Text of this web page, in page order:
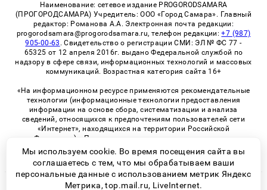
Наименование: сетевое издание PROGORODSAMARA
(ПРОГОРОДСАМАРА) Учредитель: ООО «Город Самара». Главный
редактор: Романова А.А. Электронная почта редакции:
progorodsamara@progorodsamara.ru, телефон редакции:+7 (987)
905-00-63 . Свидетельство о регистрации СМИ: ЭЛ № ФС 77 -
65325 от 12 апреля 2016г. выдано Федеральной службой по
надзору в сфере связи, информационных технологий и массовых
коммуникаций. Возрастная категория сайта 16+
«На информационном ресурсе применяются рекомендательные
технологии (информационные технологии предоставления
информации на основе сбора, систематизации и анализа
сведений, относящихся к предпочтениям пользователей сети
«Интернет», находящихся на территории Российской
Федерации)». Правила применения рекомендательных
технологий в виджетах рекламно-обменной сети
«СМИ2» (PDF)
© 2026 «ProGorodSamara» | Все права защищены
Мы используем cookie. Во время посещения сайта вы
соглашаетесь с тем, что мы обрабатываем ваши
персональные данные с использованием метрик Яндекс
Метрика, top.mail.ru, LiveInternet.